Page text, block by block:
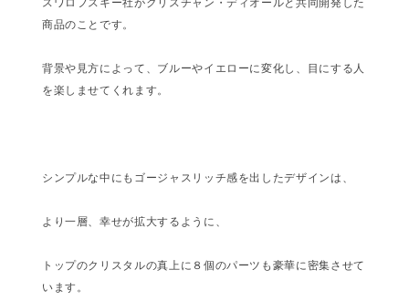
商品のことです。
背景や見方によって、ブルーやイエローに変化し、目にする人
を楽しませてくれます。
シンプルな中にもゴージャスリッチ感を出したデザインは、
より一層、幸せが拡大するように、
トップのクリスタルの真上に８個のパーツも豪華に密集させて
います。